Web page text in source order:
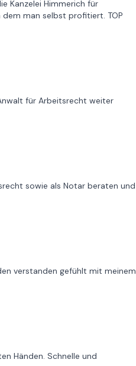
Kanzelei Himmerich für
man selbst profitiert. TOP
für Arbeitsrecht weiter
sowie als Notar beraten und
verstanden gefühlt mit meinem
Händen. Schnelle und